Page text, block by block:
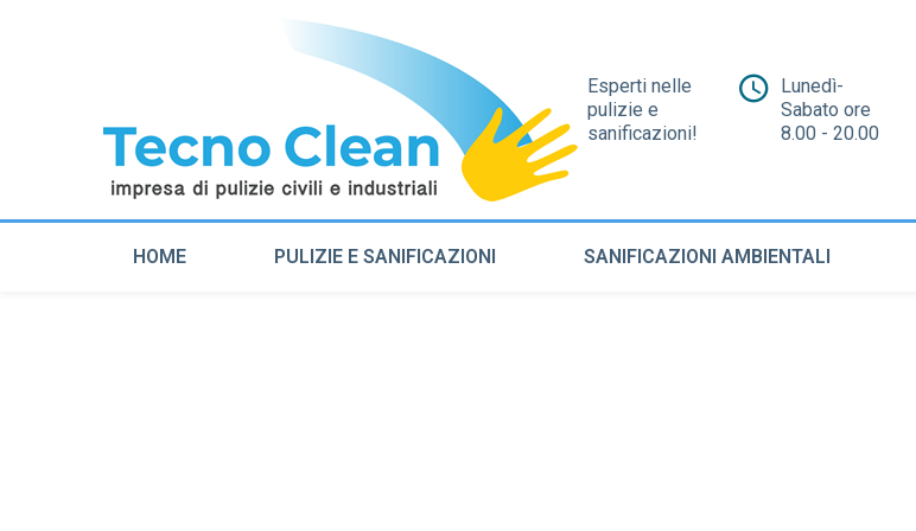
Esperti nelle
pulizie e
sanificazioni!
Lunedì-
Sabato ore
8.00 - 20.00
HOME PULIZIE E SANIFICAZIONI SANIFICAZIONI AMBIENTALI